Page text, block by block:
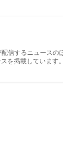
信するニュース
を掲載しています。